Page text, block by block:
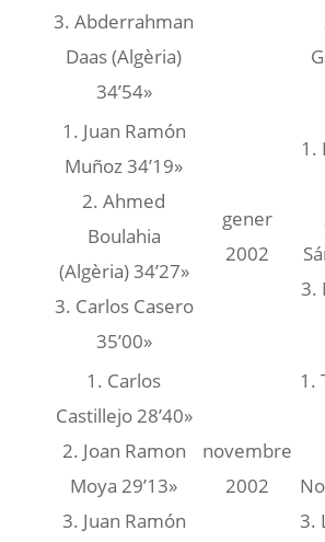
3. Abderrahman
Daas (Algèria)
34’54»
1. Juan Ramón
Muñoz 34’19»
2. Ahmed
Boulahia
(Algèria) 34’27»
3. Carlos Casero
35’00»
gener
2002
1.
3.
1. Carlos
Castillejo 28’40»
2. Joan Ramon
Moya 29’13»
3. Juan Ramón
novembre
2002
1.
3.